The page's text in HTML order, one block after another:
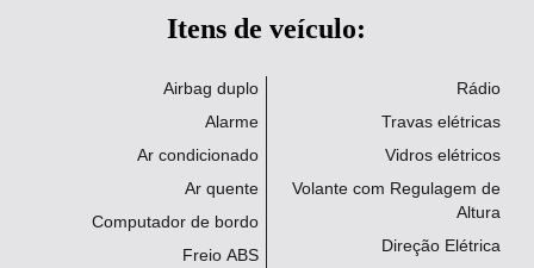
Itens de veículo:
Airbag duplo
Alarme
Ar condicionado
Ar quente
Computador de bordo
Freio ABS
Rádio
Travas elétricas
Vidros elétricos
Volante com Regulagem de
Altura
Direção Elétrica